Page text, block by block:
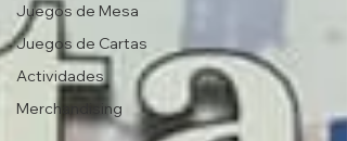
Juegos de Mesa
Juegos de Cartas
Actividades
Merchandising